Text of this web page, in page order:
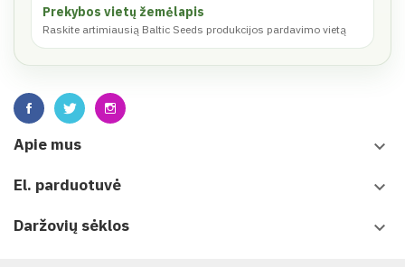
Prekybos vietų žemėlapis
Raskite artimiausią Baltic Seeds produkcijos pardavimo vietą
Apie mus keyboard_arrow_down
El. parduotuvė keyboard_arrow_down
Daržovių sėklos keyboard_arrow_down